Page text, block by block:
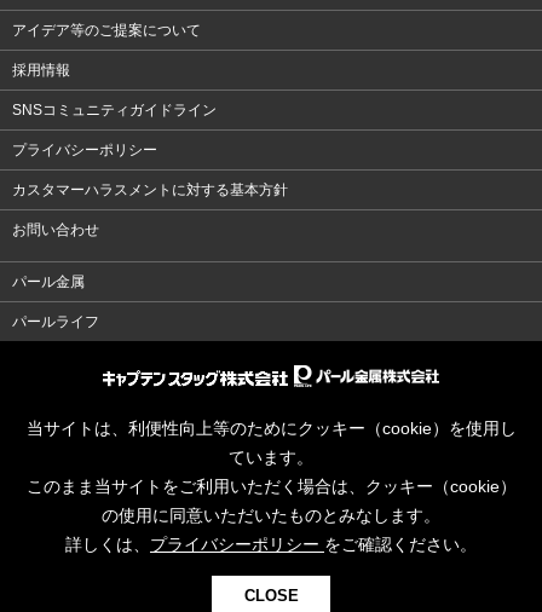
アイデア等のご提案について
採用情報
SNSコミュニティガイドライン
プライバシーポリシー
カスタマーハラスメントに対する基本方針
お問い合わせ
パール金属
パールライフ
当サイトは、利便性向上等のためにクッキー（cookie）を使用し
ています。
このまま当サイトをご利用いただく場合は、クッキー（cookie）
の使用に同意いただいたものとみなします。
詳しくは、 プライバシーポリシー をご確認ください。
CLOSE